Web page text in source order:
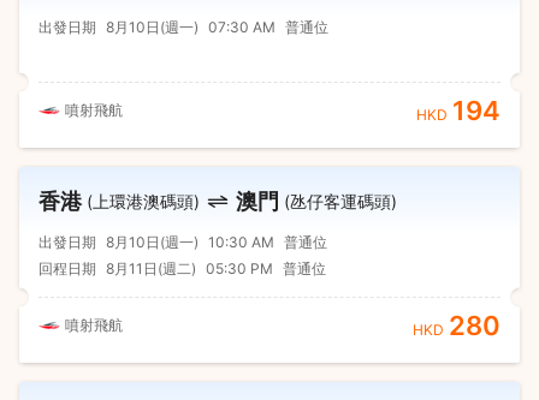
出發日期 8月10日(週一) 07:30 AM 普通位
噴射飛航 HKD 194
香港 (上環港澳碼頭) 澳門 (氹仔客運碼頭)
出發日期 8月10日(週一) 10:30 AM 普通位
回程日期 8月11日(週二) 05:30 PM 普通位
噴射飛航 HKD 280